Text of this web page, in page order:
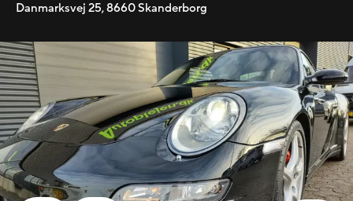
Danmarksvej 25,8660Skanderborg